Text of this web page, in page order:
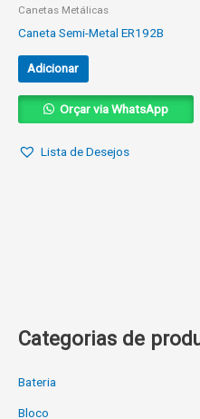
Categorias de
Bateria
Bloco
Canetas Metálicas
Caneta Semi-Metal ER192B
Adicionar
Orçar via WhatsApp
Lista de Desejos